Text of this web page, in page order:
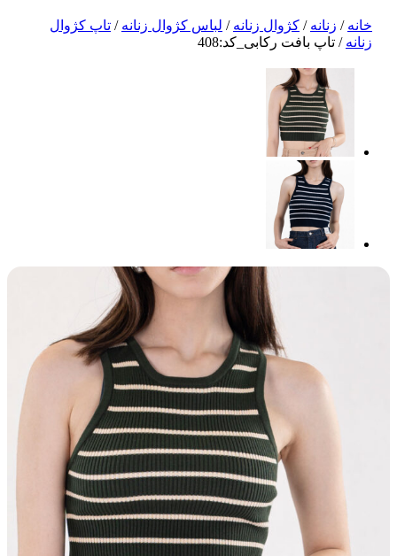
خانه / زنانه / کژوال زنانه / لباس‌ کژوال زنانه / تاپ کژوال
زنانه / تاپ بافت رکابی_کد:408